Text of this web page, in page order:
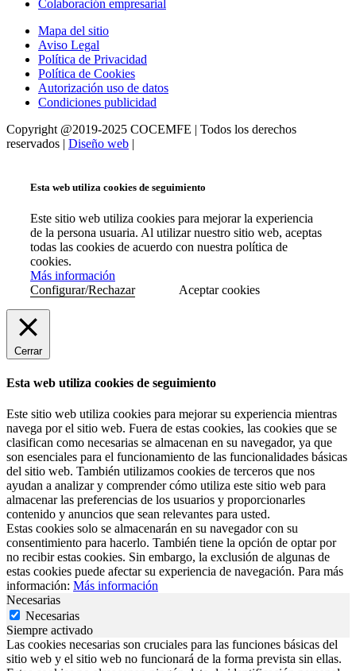
Colaboración empresarial
Mapa del sitio
Aviso Legal
Política de Privacidad
Política de Cookies
Autorización uso de datos
Condiciones publicidad
Copyright @2019-2025 COCEMFE | Todos los derechos
reservados | Diseño web |
Esta web utiliza cookies de seguimiento
Este sitio web utiliza cookies para mejorar la experiencia
de la persona usuaria. Al utilizar nuestro sitio web, aceptas
todas las cookies de acuerdo con nuestra política de
cookies.
Más información
Configurar/Rechazar
Aceptar cookies
Cerrar
Esta web utiliza cookies de seguimiento
Este sitio web utiliza cookies para mejorar su experiencia mientras
navega por el sitio web. Fuera de estas cookies, las cookies que se
clasifican como necesarias se almacenan en su navegador, ya que
son esenciales para el funcionamiento de las funcionalidades básicas
del sitio web. También utilizamos cookies de terceros que nos
ayudan a analizar y comprender cómo utiliza este sitio web para
almacenar las preferencias de los usuarios y proporcionarles
contenido y anuncios que sean relevantes para usted.
Estas cookies solo se almacenarán en su navegador con su
consentimiento para hacerlo. También tiene la opción de optar por
no recibir estas cookies. Sin embargo, la exclusión de algunas de
estas cookies puede afectar su experiencia de navegación. Para más
información: Más información
Necesarias
Necesarias
Siempre activado
Las cookies necesarias son cruciales para las funciones básicas del
sitio web y el sitio web no funcionará de la forma prevista sin ellas.